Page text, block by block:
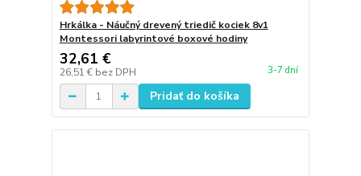
Hrkálka - Náučný drevený triedič kociek 8v1
Montessori labyrintové boxové hodiny
32,61 €
26,51 € bez DPH 3-7 dní
Pridať do košíka